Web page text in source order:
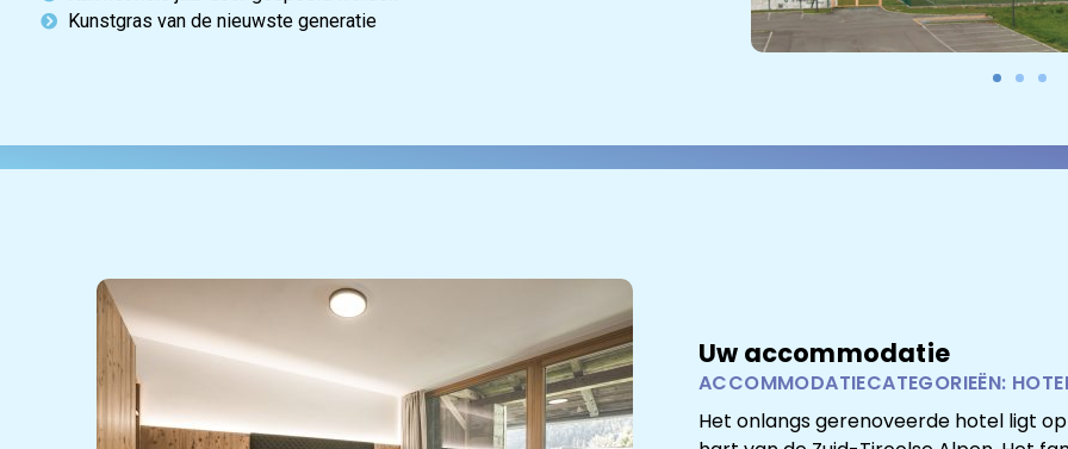
Kunstgras van de nieuwste generatie
Uw accommodatie
ACCOMMODATIECATEGORIEËN:
Het onlangs gerenoveerde hotel ligt